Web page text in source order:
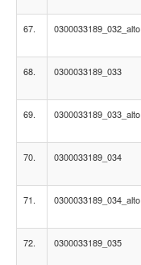
67. 0300033189_032_alto
68. 0300033189_033
69. 0300033189_033_alto
70. 0300033189_034
71. 0300033189_034_alto
72. 0300033189_035